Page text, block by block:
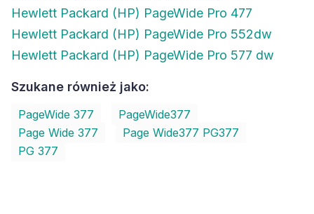
Hewlett Packard (HP) PageWide Pro 477
Hewlett Packard (HP) PageWide Pro 552dw
Hewlett Packard (HP) PageWide Pro 577 dw
Szukane również jako:
PageWide 377
PageWide377
Page Wide 377
Page Wide377 PG377
PG 377